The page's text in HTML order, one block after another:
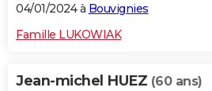
04/01/2024 à Bouvignies
Famille LUKOWIAK
Jean-michel HUEZ (60 ans)